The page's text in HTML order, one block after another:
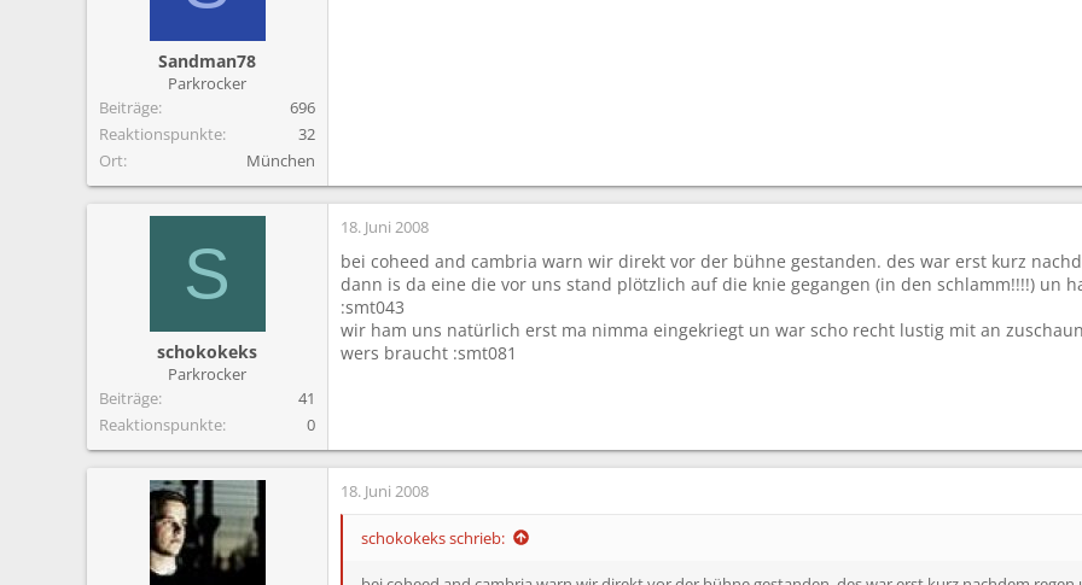
Sandman78
Parkrocker
Beiträge
696
Reaktionspunkte
32
Ort
München
S
schokokeks
Parkrocker
Beiträge
41
Reaktionspunkte
0
18. Juni 2008
bei coheed and cambria warn wir direkt vor der bühne gestanden. des war erst kurz
dann is da eine die vor uns stand plötzlich auf die knie gegangen (in den schlamm!!!!) un
:smt043
wir ham uns natürlich erst ma nimma eingekriegt un war scho recht lustig mit an
wers braucht :smt081
18. Juni 2008
schokokeks schrieb: